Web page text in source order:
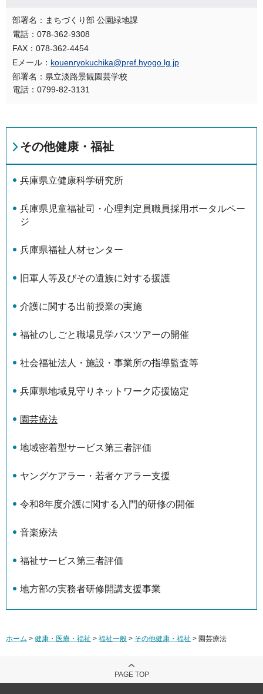
部署名：まちづくり部 公園緑地課
電話：078-362-9308
FAX：078-362-4454
Eメール： kouenryokuchika@pref.hyogo.lg.jp
部署名：県立淡路景観園芸学校
電話：0799-82-3131
その他健康・福祉
兵庫県立健康科学研究所
兵庫県児童福祉司・心理判定員職員採用ポータルペー
ジ
兵庫県福祉人材センター
旧軍人等及びその遺族に対する援護
介護に関する出前授業の実施
福祉のしごと職場見学バスツアーの開催
社会福祉法人・施設・事業所の指導監査等
兵庫県地域見守りネットワーク応援協定
園芸療法
地域密着型サービス第三者評価
ヤングケアラー・若者ケアラー支援
令和8年度介護に関する入門的研修の開催
音楽療法
福祉サービス第三者評価
地方部の実務者研修開講支援事業
ホーム > 健康・医療・福祉 > 福祉一般 > その他健康・福祉 > 園芸療法
PAGE TOP